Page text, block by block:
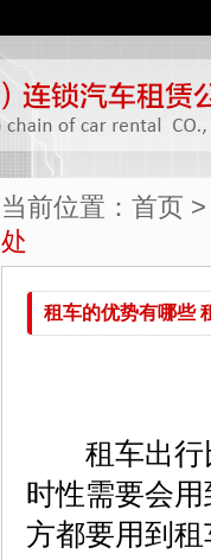
当前位置： 首页
处
租车的优势有哪些
租车出行比
时性需要会
方都要用到